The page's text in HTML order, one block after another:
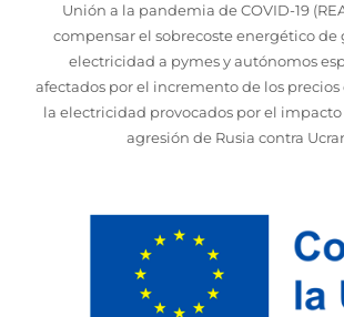
Unión a la pandemia de COVID-19
compensar el sobrecoste energético de
electricidad a pymes y autónomos
afectados por el incremento de los
la electricidad provocados por el
agresión de Rusia contra